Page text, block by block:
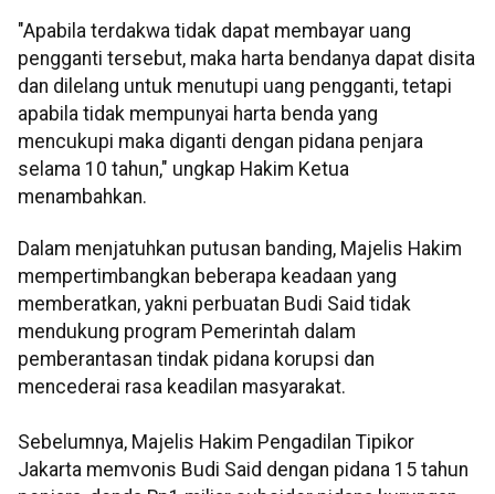
"Apabila terdakwa tidak dapat membayar uang
pengganti tersebut, maka harta bendanya dapat disita
dan dilelang untuk menutupi uang pengganti, tetapi
apabila tidak mempunyai harta benda yang
mencukupi maka diganti dengan pidana penjara
selama 10 tahun," ungkap Hakim Ketua
menambahkan.
Dalam menjatuhkan putusan banding, Majelis Hakim
mempertimbangkan beberapa keadaan yang
memberatkan, yakni perbuatan Budi Said tidak
mendukung program Pemerintah dalam
pemberantasan tindak pidana korupsi dan
mencederai rasa keadilan masyarakat.
Sebelumnya, Majelis Hakim Pengadilan Tipikor
Jakarta memvonis Budi Said dengan pidana 15 tahun